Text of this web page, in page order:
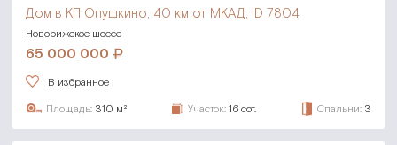
Дом в КП Опушкино, 40 км от МКАД, ID 7804
Новорижское шоссе
65 000 000
В избранное
Площадь: 310 м² Участок: 16 сот. Спальни: 3